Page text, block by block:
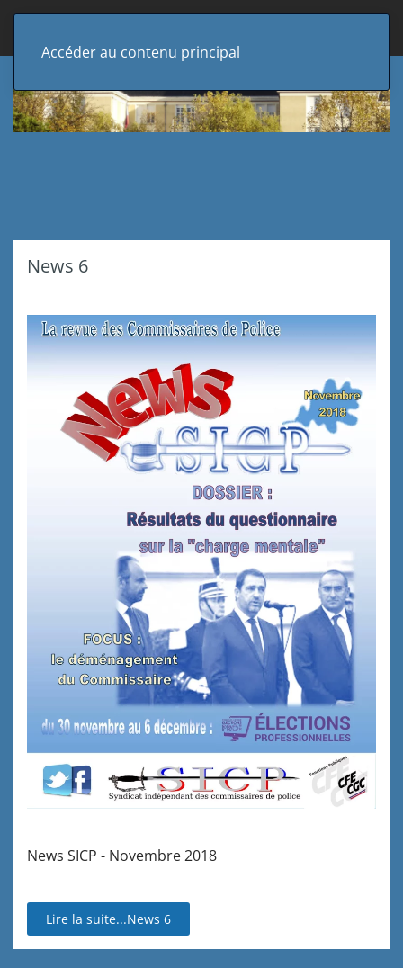
Accéder au contenu principal
News 6
News SICP - Novembre 2018
Lire la suite...News 6